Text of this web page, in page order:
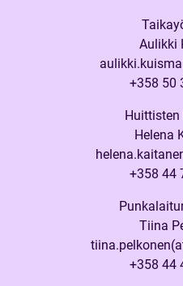
Aulikki
+358 50
Huittisten
Helena
+358 44
Tiina
+358 44